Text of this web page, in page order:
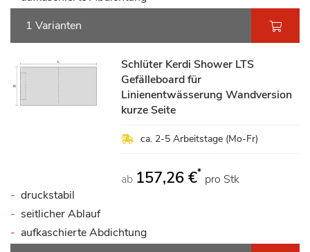
1 Varianten
Schlüter Kerdi Shower LTS
Gefälleboard für
Linienentwässerung Wandversion
kurze Seite
ca. 2-5 Arbeitstage (Mo-Fr)
ab 157,26 €* pro Stk
druckstabil
seitlicher Ablauf
aufkaschierte Abdichtung